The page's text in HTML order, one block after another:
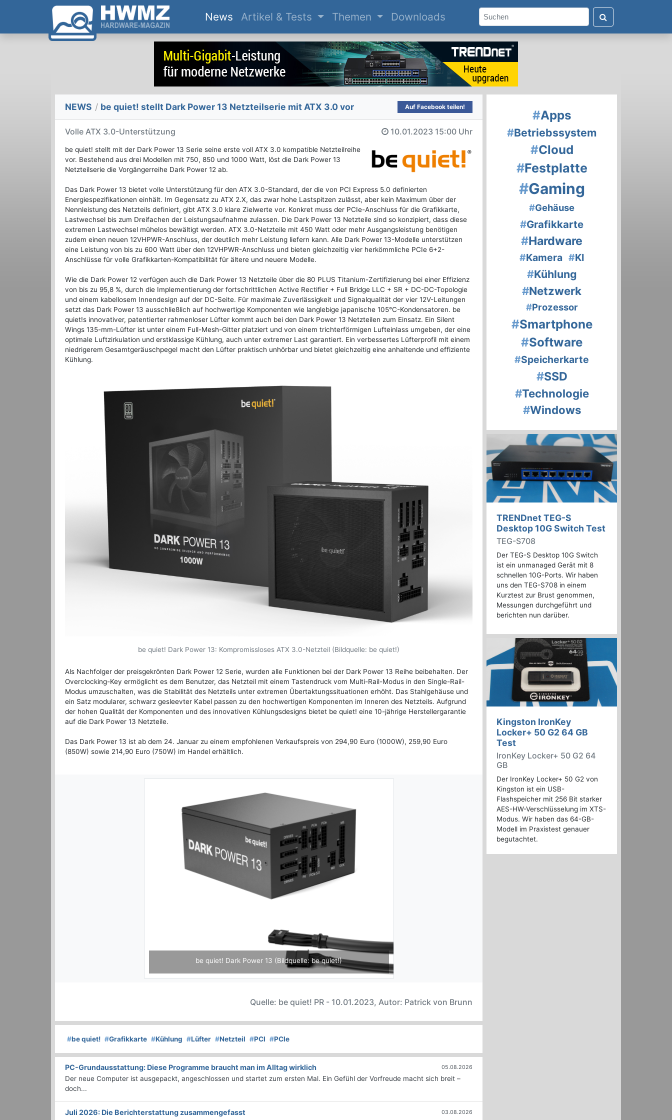
News(current)
Artikel & Tests Themen Downloads
NEWS / be quiet! stellt Dark Power 13 Netzteilserie mit ATX 3.0 vor Auf Facebook teilen!
Volle ATX 3.0-Unterstützung 10.01.2023 15:00 Uhr
be quiet! stellt mit der Dark Power 13 Serie seine erste voll ATX 3.0 kompatible Netzteilreihe
vor. Bestehend aus drei Modellen mit 750, 850 und 1000 Watt, löst die Dark Power 13
Netzteilserie die Vorgängerreihe Dark Power 12 ab.
Das Dark Power 13 bietet volle Unterstützung für den ATX 3.0-Standard, der die von PCI Express 5.0 definierten
Energiespezifikationen einhält. Im Gegensatz zu ATX 2.X, das zwar hohe Lastspitzen zulässt, aber kein Maximum über der
Nennleistung des Netzteils definiert, gibt ATX 3.0 klare Zielwerte vor. Konkret muss der PCIe-Anschluss für die Grafikkarte,
Lastwechsel bis zum Dreifachen der Leistungsaufnahme zulassen. Die Dark Power 13 Netzteile sind so konzipiert, dass diese
extremen Lastwechsel mühelos bewältigt werden. ATX 3.0-Netzteile mit 450 Watt oder mehr Ausgangsleistung benötigen
zudem einen neuen 12VHPWR-Anschluss, der deutlich mehr Leistung liefern kann. Alle Dark Power 13-Modelle unterstützen
eine Leistung von bis zu 600 Watt über den 12VHPWR-Anschluss und bieten gleichzeitig vier herkömmliche PCIe 6+2-
Anschlüsse für volle Grafikkarten-Kompatibilität für ältere und neuere Modelle.
Wie die Dark Power 12 verfügen auch die Dark Power 13 Netzteile über die 80 PLUS Titanium-Zertifizierung bei einer Effizienz
von bis zu 95,8 %, durch die Implementierung der fortschrittlichen Active Rectifier + Full Bridge LLC + SR + DC-DC-Topologie
und einem kabellosem Innendesign auf der DC-Seite. Für maximale Zuverlässigkeit und Signalqualität der vier 12V-Leitungen
setzt das Dark Power 13 ausschließlich auf hochwertige Komponenten wie langlebige japanische 105°C-Kondensatoren. be
quiet!s innovativer, patentierter rahmenloser Lüfter kommt auch bei den Dark Power 13 Netzteilen zum Einsatz. Ein Silent
Wings 135-mm-Lüfter ist unter einem Full-Mesh-Gitter platziert und von einem trichterförmigen Lufteinlass umgeben, der eine
optimale Luftzirkulation und erstklassige Kühlung, auch unter extremer Last garantiert. Ein verbessertes Lüfterprofil mit einem
niedrigerem Gesamtgeräuschpegel macht den Lüfter praktisch unhörbar und bietet gleichzeitig eine anhaltende und effiziente
Kühlung.
be quiet! Dark Power 13: Kompromissloses ATX 3.0-Netzteil (Bildquelle: be quiet!)
Als Nachfolger der preisgekrönten Dark Power 12 Serie, wurden alle Funktionen bei der Dark Power 13 Reihe beibehalten. Der
Overclocking-Key ermöglicht es dem Benutzer, das Netzteil mit einem Tastendruck vom Multi-Rail-Modus in den Single-Rail-
Modus umzuschalten, was die Stabilität des Netzteils unter extremen Übertaktungssituationen erhöht. Das Stahlgehäuse und
ein Satz modularer, schwarz gesleevter Kabel passen zu den hochwertigen Komponenten im Inneren des Netzteils. Aufgrund
der hohen Qualität der Komponenten und des innovativen Kühlungsdesigns bietet be quiet! eine 10-jährige Herstellergarantie
auf die Dark Power 13 Netzteile.
Das Dark Power 13 ist ab dem 24. Januar zu einem empfohlenen Verkaufspreis von 294,90 Euro (1000W), 259,90 Euro
(850W) sowie 214,90 Euro (750W) im Handel erhältlich.
be quiet! Dark Power 13 (Bildquelle: be quiet!)
Quelle: be quiet! PR - 10.01.2023, Autor: Patrick von Brunn
#be quiet! #Grafikkarte #Kühlung #Lüfter #Netzteil #PCI #PCIe
PC-Grundausstattung: Diese Programme braucht man im Alltag wirklich 05.08.2026
Der neue Computer ist ausgepackt, angeschlossen und startet zum ersten Mal. Ein Gefühl der Vorfreude macht sich breit –
doch...
Juli 2026: Die Bericht­erstattung zusammengefasst 03.08.2026
#Apps
#Betriebssystem
#Cloud
#Festplatte
#Gaming
#Gehäuse
#Grafikkarte
#Hardware
#Kamera #KI
#Kühlung
#Netzwerk
#Prozessor
#Smartphone
#Software
#Speicherkarte
#SSD
#Technologie
#Windows
TRENDnet TEG-S
Desktop 10G Switch Test
TEG-S708
Der TEG-S Desktop 10G Switch
ist ein unmanaged Gerät mit 8
schnellen 10G-Ports. Wir haben
uns den TEG-S708 in einem
Kurztest zur Brust genommen,
Messungen durchgeführt und
berichten nun darüber.
Kingston IronKey
Locker+ 50 G2 64 GB
Test
IronKey Locker+ 50 G2 64
GB
Der IronKey Locker+ 50 G2 von
Kingston ist ein USB-
Flashspeicher mit 256 Bit starker
AES-HW-Verschlüsselung im XTS-
Modus. Wir haben das 64-GB-
Modell im Praxistest genauer
begutachtet.